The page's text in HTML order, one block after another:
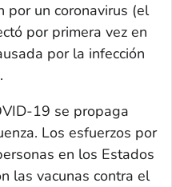
por un coronavirus (el
por primera vez en
por la infección
.
19 se propaga
Los esfuerzos por
en los Estados
las vacunas contra el